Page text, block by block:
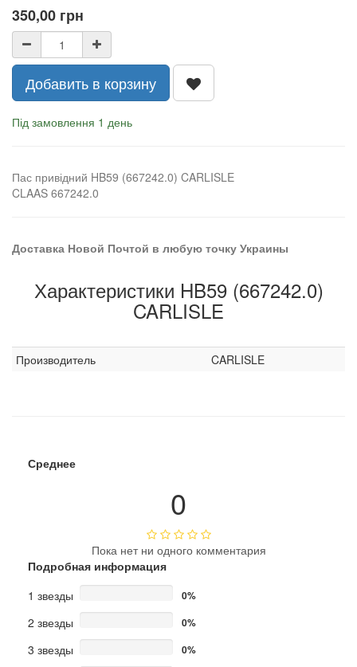
350,00 грн
Добавить в корзину
Під замовлення 1 день
Пас привідний HB59 (667242.0) CARLISLE
CLAAS 667242.0
Доставка Новой Почтой в любую точку Украины
Характеристики HB59 (667242.0)
CARLISLE
Производитель CARLISLE
Среднее
0
Пока нет ни одного комментария
Подробная информация
1 звезды
0%
2 звезды 0%
3 звезды 0%